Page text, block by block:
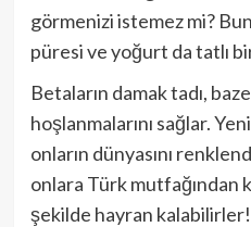
görmenizi istemez mi?
püresi ve yoğurt da tatlı
Betaların damak tadı,
hoşlanmalarını sağlar.
onların dünyasını
onlara Türk mutfağından
şekilde hayran